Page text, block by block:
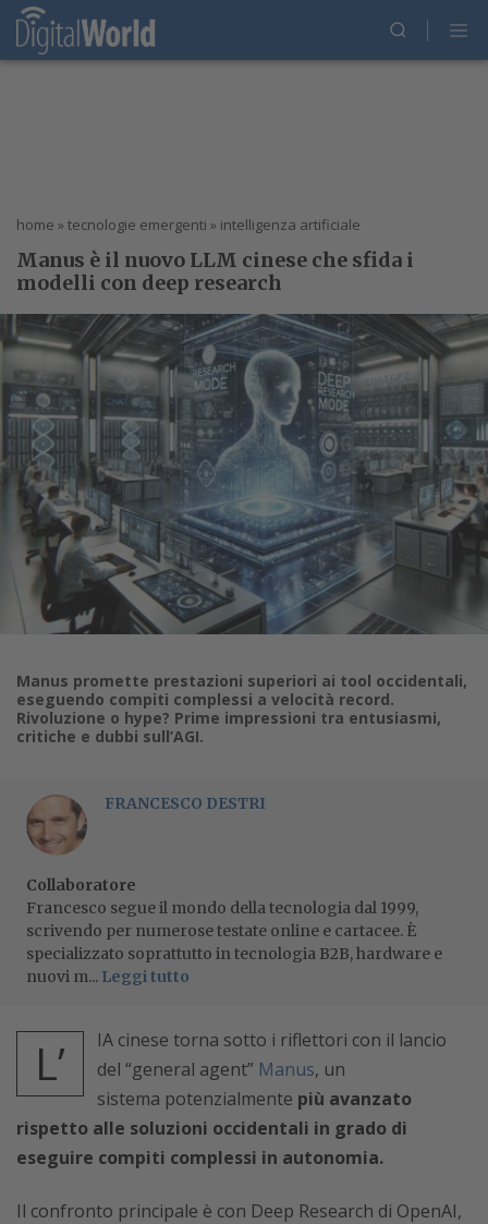
home » tecnologie emergenti » intelligenza artificiale
Manus è il nuovo LLM cinese che sfida i
modelli con deep research
Manus promette prestazioni superiori ai tool occidentali,
eseguendo compiti complessi a velocità record.
Rivoluzione o hype? Prime impressioni tra entusiasmi,
critiche e dubbi sull’AGI.
FRANCESCO DESTRI
Collaboratore
Francesco segue il mondo della tecnologia dal 1999,
scrivendo per numerose testate online e cartacee. È
specializzato soprattutto in tecnologia B2B, hardware e
nuovi m... Leggi tutto
L’
IA cinese torna sotto i riflettori con il lancio
del “general agent” Manus, un
sistema potenzialmente più avanzato
rispetto alle soluzioni occidentali in grado di
eseguire compiti complessi in autonomia.
Il confronto principale è con Deep Research di OpenAI,